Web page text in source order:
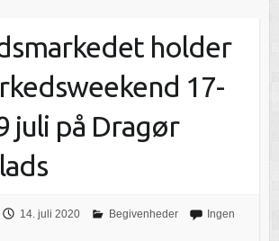
holder
17-
juli på Dragør
14. juli 2020 Begivenheder
Ingen